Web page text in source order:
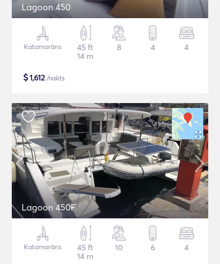
Lagoon 450
Katamarāns
45 ft
14 m
8 4 4
$1,612/nakts
Lagoon 450F
Katamarāns
45 ft
14 m
10 6 4